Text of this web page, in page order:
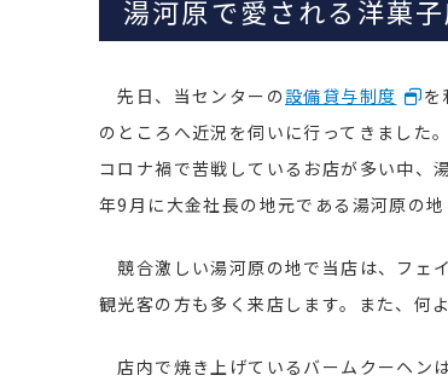
湯河原で愛される洋菓
先日、当センターの設備貸与制度
を
のところへ近況を伺いに行ってきました。
コロナ禍で苦戦しているお店が多い中、
年9月に大金社長の地元である湯河原の
競合激しい湯河原の地で当店は、フェ
観光客の方も多く来店します。また、何
店内で焼き上げているバームクーヘン